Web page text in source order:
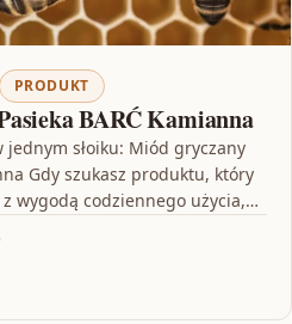
PRODUKT
BARĆ Kamianna
słoiku: Miód gryczany
Gdy szukasz produktu, który
wygodą codziennego użycia,…